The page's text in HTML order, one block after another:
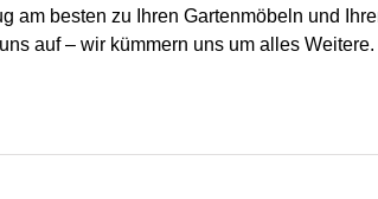
am besten zu Ihren Gartenmöbeln und
auf – wir kümmern uns um alles Weitere.